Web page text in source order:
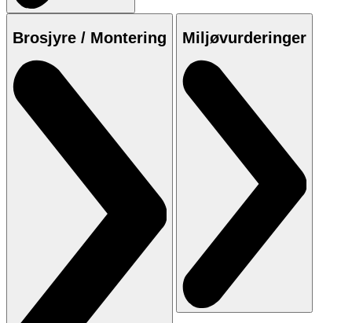
Brosjyre / Montering Miljøvurderinger